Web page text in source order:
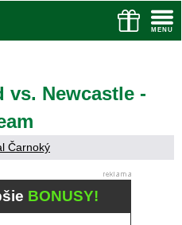
vs. Newcastle -
Čarnoký
BONUSY!